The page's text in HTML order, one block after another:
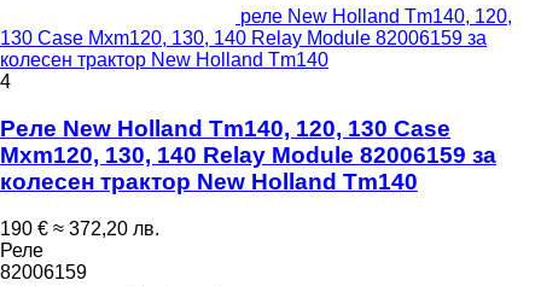
реле New Holland Tm140, 120,
130 Case Mxm120, 130, 140 Relay Module 82006159 за
колесен трактор New Holland Tm140
4
Реле New Holland Tm140, 120, 130 Case
Mxm120, 130, 140 Relay Module 82006159 за
колесен трактор New Holland Tm140
190 € ≈ 372,20 лв.
Реле
82006159